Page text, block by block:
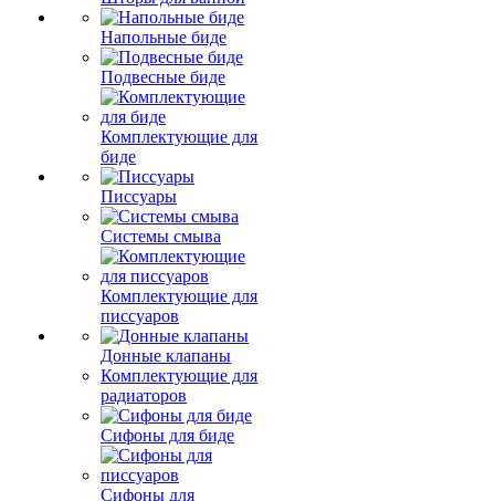
Напольные биде
Подвесные биде
Комплектующие для
биде
Писсуары
Системы смыва
Комплектующие для
писсуаров
Донные клапаны
Комплектующие для
радиаторов
Сифоны для биде
Сифоны для